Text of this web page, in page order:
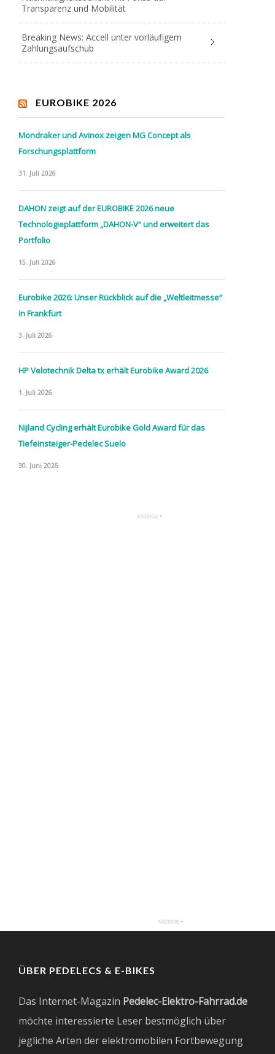
Transparenz und Mobilität
Breaking News: Accell unter vorläufigem
Zahlungsaufschub
EUROBIKE 2026
Mondraker und Avinox zeigen MG Concept als
Forschungsplattform
31. Juli 2026
DAHON zeigt auf der EUROBIKE 2026 neue
Technologieplattform „DAHON-V“ und erweitert das
Portfolio
15. Juli 2026
Eurobike 2026: Unser Rückblick auf die „Weltleitmesse“
in Frankfurt
3. Juli 2026
HP Velotechnik Delta tx erhält Eurobike Award 2026
1. Juli 2026
Nijland Cycling erhält Eurobike Gold Award für das
Tiefeinsteiger-Pedelec Suelo
30. Juni 2026
ÜBER PEDELECS & E-BIKES
Das Internet-Magazin Pedelec-Elektro-Fahrrad.de
möchte interessierte Leser bestmöglich über
jegliche Arten der elektromobilen Fortbewegung